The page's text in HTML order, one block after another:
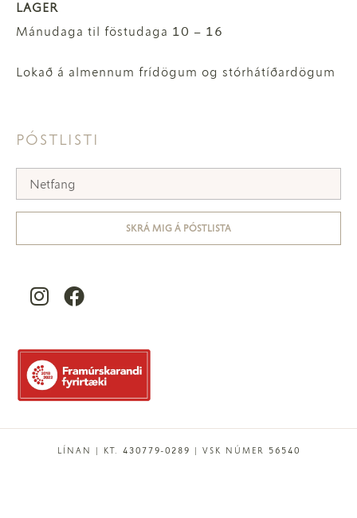
LAGER
Mánudaga til föstudaga 10 – 16
Lokað á almennum frídögum og stórhátíðardögum
PÓSTLISTI
SKRÁ MIG Á PÓSTLISTA
LÍNAN | KT. 430779-0289 | VSK NÚMER 56540